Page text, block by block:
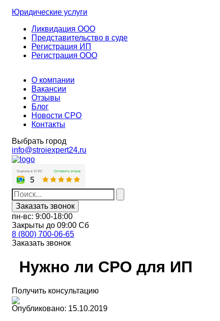
Юридические услуги
Ликвидация ООО
Представительство в суде
Регистрация ИП
Регистрация ООО
О компании
Вакансии
Отзывы
Блог
Новости СРО
Контакты
Выбрать город
info@stroiexpert24.ru
Заказать звонок
пн-вс: 9:00-18:00
Закрыты до 09:00 Сб
8 (800) 700-06-65
Заказать звонок
Нужно ли СРО для ИП
Получить консультацию
Опубликовано: 15.10.2019